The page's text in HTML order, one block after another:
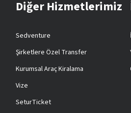
Diğer Hizmetlerimiz
Sedventure
Şirketlere Özel Transfer
Kurumsal Araç Kiralama
Vize
SeturTicket